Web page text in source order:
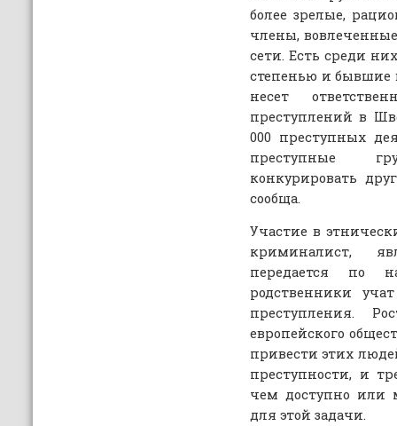
более зрелые,
члены,
сети. Есть среди
степенью и бывшие
несет
преступлений в
000 преступных
преступные
конкурировать
сообща.
Участие в
криминалист,
передается по
родственники
преступления.
европейского
привести этих
преступности, и
чем доступно или
для этой задачи.